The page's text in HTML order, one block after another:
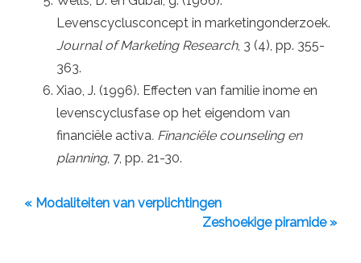
Levenscyclusconcept in marketingonderzoek.
Journal of Marketing Research, 3 (4), pp. 355-
363.
Xiao, J. (1996). Effecten van familie inome en
levenscyclusfase op het eigendom van
financiële activa. Financiële counseling en
planning, 7, pp. 21-30.
« Modaliteiten van verplichtingen
Zeshoekige piramide »